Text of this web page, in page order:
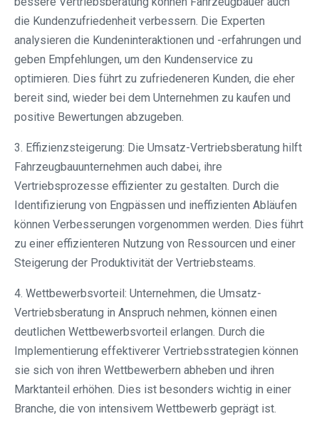
die Kundenzufriedenheit verbessern. Die Experten
analysieren die Kundeninteraktionen und -erfahrungen und
geben Empfehlungen, um den Kundenservice zu
optimieren. Dies führt zu zufriedeneren Kunden, die eher
bereit sind, wieder bei dem Unternehmen zu kaufen und
positive Bewertungen abzugeben.
3. Effizienzsteigerung: Die Umsatz-Vertriebsberatung hilft
Fahrzeugbauunternehmen auch dabei, ihre
Vertriebsprozesse effizienter zu gestalten. Durch die
Identifizierung von Engpässen und ineffizienten Abläufen
können Verbesserungen vorgenommen werden. Dies führt
zu einer effizienteren Nutzung von Ressourcen und einer
Steigerung der Produktivität der Vertriebsteams.
4. Wettbewerbsvorteil: Unternehmen, die Umsatz-
Vertriebsberatung in Anspruch nehmen, können einen
deutlichen Wettbewerbsvorteil erlangen. Durch die
Implementierung effektiverer Vertriebsstrategien können
sie sich von ihren Wettbewerbern abheben und ihren
Marktanteil erhöhen. Dies ist besonders wichtig in einer
Branche, die von intensivem Wettbewerb geprägt ist.